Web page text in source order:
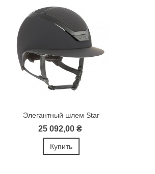
Элегантный шлем Star
Lady от Kask
25 092,00 ₴
Купить